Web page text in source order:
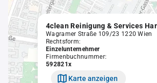
Wagramer Straße 109/23 1220 Wien
Rechtsform:
Einzelunternehmer
Firmenbuchnummer:
592821x
Karte anzeigen